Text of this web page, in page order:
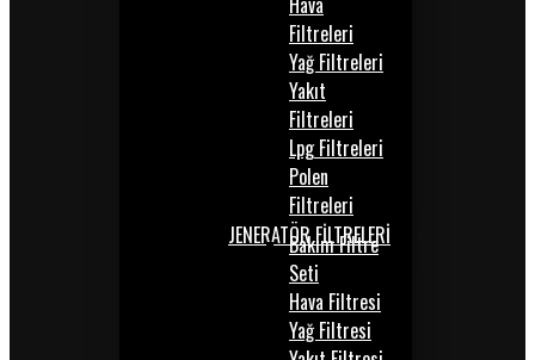
Filtreleri
Yağ Filtreleri
Yakıt
Filtreleri
Lpg Filtreleri
Polen
Filtreleri
JENERATÖR FİLTRELERİ
Bakım Filtre
Seti
Hava Filtresi
Yağ Filtresi